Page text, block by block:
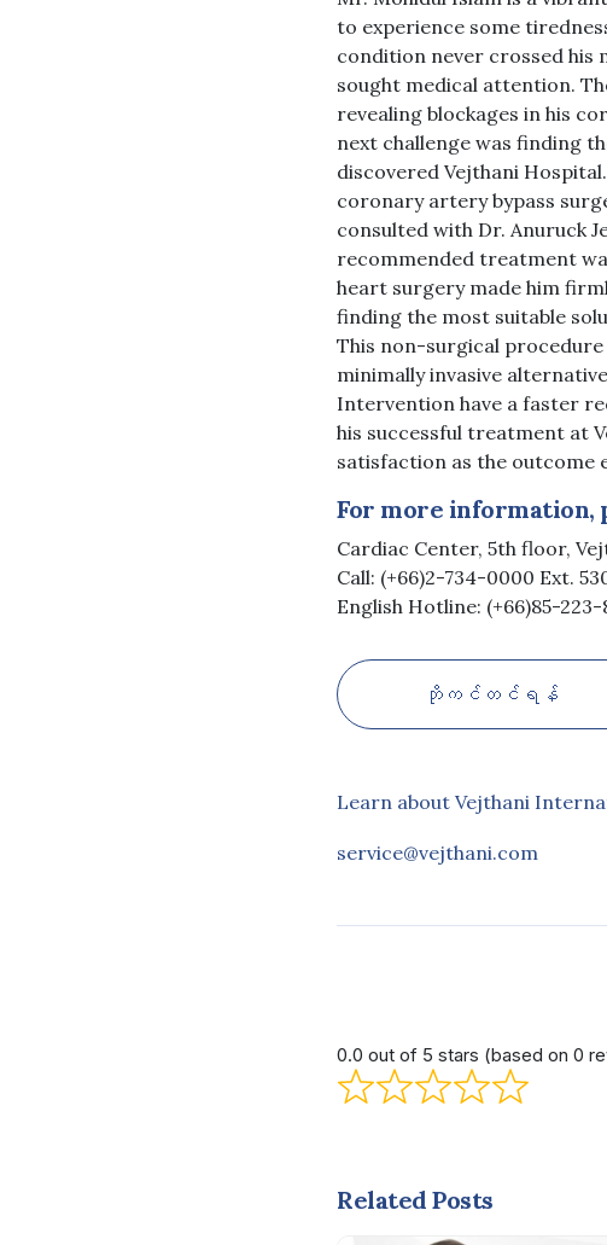
to experience some
condition never crossed his
sought medical attention.
revealing blockages in his
next challenge was finding
discovered Vejthani
coronary artery bypass
consulted with Dr. Anuruck
recommended treatment
heart surgery made him
finding the most suitable
This non-surgical
minimally invasive
Intervention have a faster
his successful treatment at
satisfaction as the outcome
For more information,
Cardiac Center, 5th floor,
Call: (+66)2-734-0000 Ext.
English Hotline: (+66)85-223-
ဘိုကင်တင်ရန်
Learn about Vejthani
service@vejthani.com
0.0 out of 5 stars (based on 0
Related Posts